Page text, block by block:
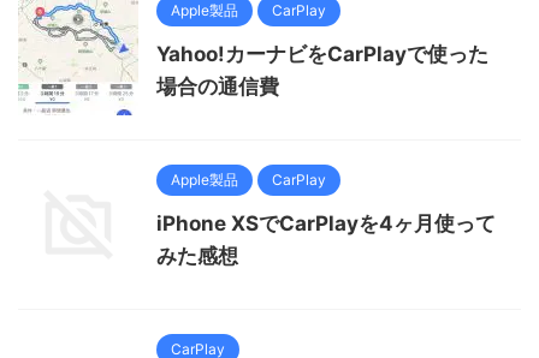
Apple製品 CarPlay
Yahoo!カーナビをCarPlayで使った
場合の通信費
Apple製品 CarPlay
iPhone XSでCarPlayを4ヶ月使って
みた感想
CarPlay